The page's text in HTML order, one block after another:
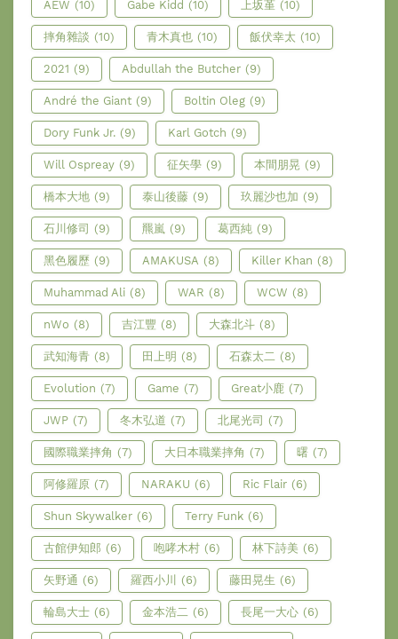
AEW (10) Gabe Kidd (10) 上坂堇 (10)
摔角雜談 (10) 青木真也 (10) 飯伏幸太 (10)
2021 (9) Abdullah the Butcher (9)
André the Giant (9) Boltin Oleg (9)
Dory Funk Jr. (9) Karl Gotch (9)
Will Ospreay (9) 征矢學 (9) 本間朋晃 (9)
橋本大地 (9) 泰山後藤 (9) 玖麗沙也加 (9)
石川修司 (9) 羆嵐 (9) 葛西純 (9)
黑色履歷 (9) AMAKUSA (8) Killer Khan (8)
Muhammad Ali (8) WAR (8) WCW (8)
nWo (8) 吉江豐 (8) 大森北斗 (8)
武知海青 (8) 田上明 (8) 石森太二 (8)
Evolution (7) Game (7) Great小鹿 (7)
JWP (7) 冬木弘道 (7) 北尾光司 (7)
國際職業摔角 (7) 大日本職業摔角 (7) 曙 (7)
阿修羅原 (7) NARAKU (6) Ric Flair (6)
Shun Skywalker (6) Terry Funk (6)
古館伊知郎 (6) 咆哮木村 (6) 林下詩美 (6)
矢野通 (6) 羅西小川 (6) 藤田晃生 (6)
輪島大士 (6) 金本浩二 (6) 長尾一大心 (6)